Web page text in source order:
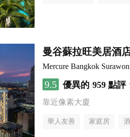
曼谷蘇拉旺美居酒
Mercure Bangkok
9.5 優異的 959 點評
靠近像素大廈
華人友善 家庭房